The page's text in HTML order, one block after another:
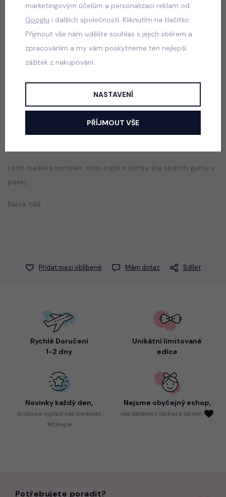
499 Kč
Squishy dumpling soft velur souprava modrá
Jak vybrat správnou velikost?
Letní madeira komplet: crop topík + šortky (na stretch gumu v
pase).
Barva: bílá
Přidat mezi oblíbené Mám dotaz Sdílet
Rychlé Doručení
1-2 dny
Unikátní limitované
edice
Novinky každý den,
protose vyplatí nás sledovat
#číhejte
Nejsme obyčejný eshop,
vše děláme s láskou k dětem
Potřebujete poradit?
marketingovým účelům a personalizaci reklam od
Googlu i dalších společností. Kliknutím na tlačítko
Přijmout vše nám udělíte souhlas s jejich sběrem a
zpracováním a my vám poskytneme ten nejlepší
zážitek z nakupování.
NASTAVENÍ
PŘÍJMOUT VŠE